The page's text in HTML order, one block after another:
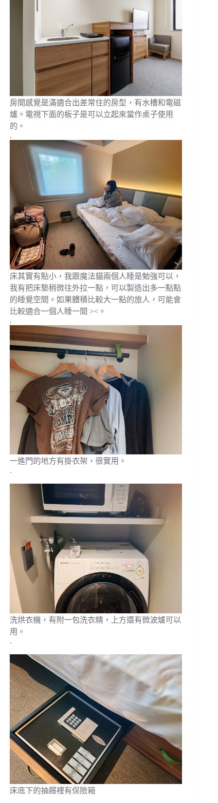
房間感覺是滿適合出差常住的房型，有水槽和電磁
爐。電視下面的板子是可以立起來當作桌子使用
的。
.
床其實有點小，我跟魔法貓兩個人睡是勉強可以，
我有把床墊稍微往外拉一點，可以製造出多一點點
的睡覺空間。如果體積比較大一點的旅人，可能會
比較適合一個人睡一間 ><。
.
一進門的地方有掛衣架，很實用。
.
洗烘衣機，有附一包洗衣精，上方還有微波爐可以
用。
.
床底下的抽屜裡有保險箱